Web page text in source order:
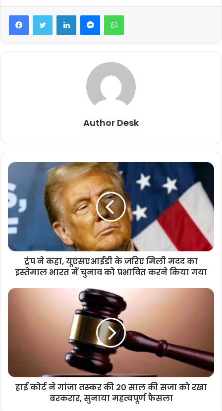
Author Desk
ट्रंप ने कहा, यूएसएआईडी के जरिए मिली मदद का
इस्तेमाल भारत में चुनाव को प्रभावित करने किया गया
हाई कोर्ट ने गांजा तस्कर की 20 साल की सजा को रखा
बरकरार, सुनाया महत्वपूर्ण फैसला